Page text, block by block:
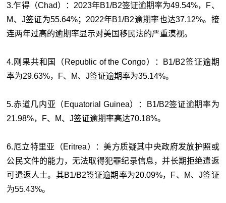
3.乍得（Chad）：2023年B1/B2签证逾期率为49.54%，F、
M、J签证为55.64%；2022年B1/B2逾期率也达37.12%。接
连两年过高的逾期率显示对美国移民法的严重漠视。
4.刚果共和国（Republic of the Congo）：B1/B2签证逾期
率为29.63%，F、M、J签证逾期率为35.14%。
5.赤道几内亚（Equatorial Guinea）：B1/B2签证逾期率为
21.98%，F、M、J签证逾期率高达70.18%。
6.厄立特里亚（Eritrea）：美方质疑其中央政府发放护照或
公民文件的能力，无法取得犯罪纪录信息，并长期拒绝遣返
可遣返人士。其B1/B2签证逾期率为20.09%，F、M、J签证
为55.43%。